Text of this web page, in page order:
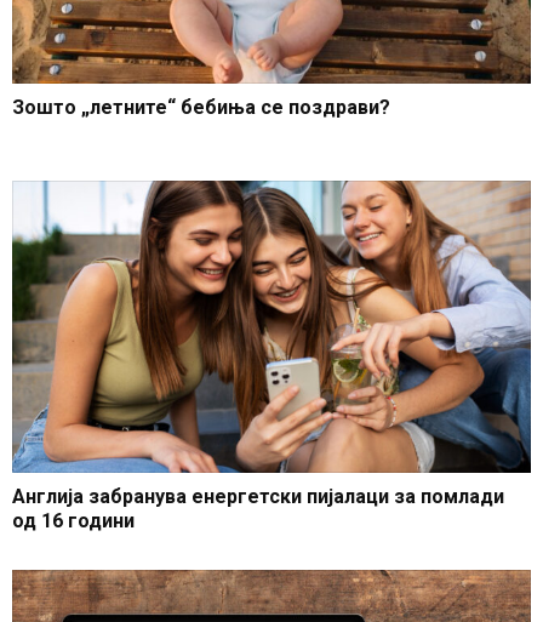
Зошто „летните“ бебиња се поздрави?
Англија забранува енергетски пијалаци за помлади
од 16 години